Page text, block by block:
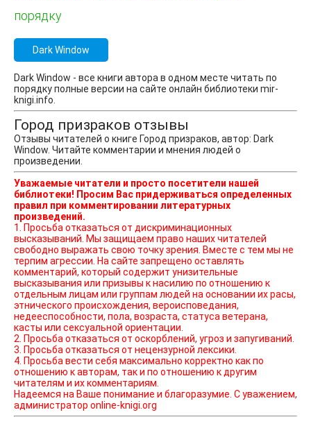
порядку
Dark Window
Dark Window - все книги автора в одном месте читать по
порядку полные версии на сайте онлайн библиотеки mir-
knigi.info.
Город призраков отзывы
Отзывы читателей о книге Город призраков, автор: Dark
Window. Читайте комментарии и мнения людей о
произведении.
Уважаемые читатели и просто посетители нашей
библиотеки! Просим Вас придерживаться определенных
правил при комментировании литературных
произведений.
1. Просьба отказаться от дискриминационных
высказываний. Мы защищаем право наших читателей
свободно выражать свою точку зрения. Вместе с тем мы не
терпим агрессии. На сайте запрещено оставлять
комментарий, который содержит унизительные
высказывания или призывы к насилию по отношению к
отдельным лицам или группам людей на основании их расы,
этнического происхождения, вероисповедания,
недееспособности, пола, возраста, статуса ветерана,
касты или сексуальной ориентации.
2. Просьба отказаться от оскорблений, угроз и запугиваний.
3. Просьба отказаться от нецензурной лексики.
4. Просьба вести себя максимально корректно как по
отношению к авторам, так и по отношению к другим
читателям и их комментариям.
Надеемся на Ваше понимание и благоразумие. С уважением,
администратор online-knigi.org